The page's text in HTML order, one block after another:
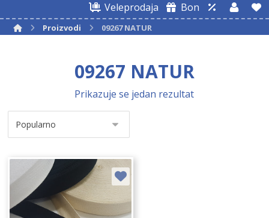
Veleprodaja Bon
Proizvodi 09267 NATUR
09267 NATUR
Prikazuje se jedan rezultat